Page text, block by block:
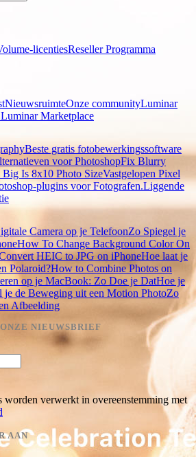
licentiesReseller Programma
NieuwsruimteOnze communityLuminar
Marketplace
Beste gratis fotobewerkingssoftware
voor PhotoshopFix Blurry
Is 8x10 Photo SizeVastgelopen Pixel
plugins voor Fotografen.Liggende
Camera op je TelefoonZo Spiegel je
How To Change Background Color On
HEIC to JPG on iPhoneHoe laat je
Polaroid?How to Combine Photos on
op je MacBook: Zo Doe je DatHoe je
je de Beweging uit een Motion PhotoZo
Afbeelding
NIEUWSBRIEF
worden verwerkt in overeenstemming met
AAN